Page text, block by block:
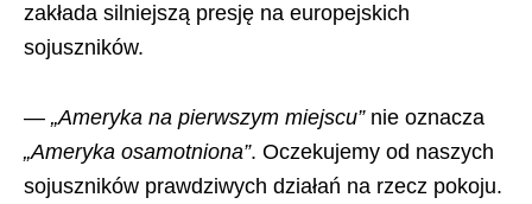
zakłada silniejszą presję na europejskich
sojuszników.
— „Ameryka na pierwszym miejscu”nie oznacza
„Ameryka osamotniona”. Oczekujemy od naszych
sojuszników prawdziwych działań na rzecz pokoju.